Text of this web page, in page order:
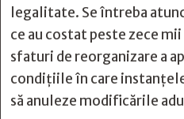
legalitate. Se întreba
ce au costat peste zece
sfaturi de reorganizare a
condițiile în care
să anuleze modificările